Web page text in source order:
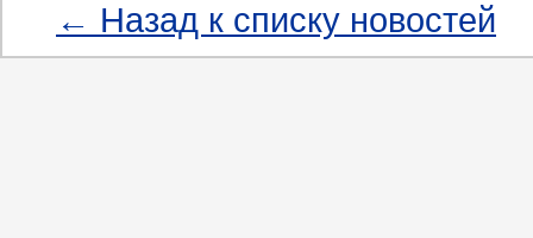
← Назад к списку новостей